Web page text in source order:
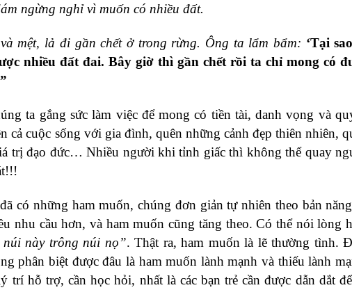
ngừng nghỉ vì muốn có nhiều đất.
mệt, lả đi gần chết ở trong rừng. Ông ta lẩm bẩm: ‘Tại
nhiều đất đai. Bây giờ thì gần chết rồi ta chỉ mong có
ta gắng sức làm việc để mong có tiền tài, danh vọng và
cả cuộc sống với gia đình, quên những cảnh đẹp thiên nhiên,
trị đạo đức… Nhiều người khi tỉnh giấc thì không thể quay
có những ham muốn, chúng đơn giản tự nhiên theo bản
nhu cầu hơn, và ham muốn cũng tăng theo. Có thể nói lòng
núi này trông núi nọ”. Thật ra, ham muốn là lẽ thường tình.
phân biệt được đâu là ham muốn lành mạnh và thiếu lành
trí hỗ trợ, cần học hỏi, nhất là các bạn trẻ cần được dẫn dắt